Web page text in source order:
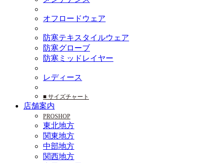
オフロードウェア
防寒テキスタイルウェア
防寒グローブ
防寒ミッドレイヤー
レディース
■ サイズチャート
店舗案内
PROSHOP
東北地方
関東地方
中部地方
関西地方